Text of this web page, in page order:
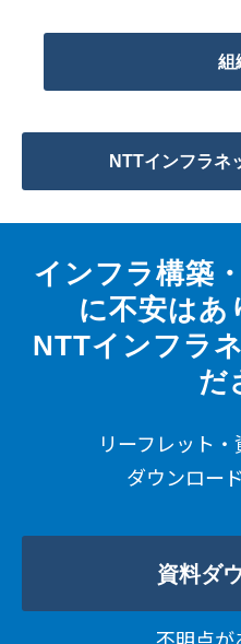
組
NTTインフラネ
インフラ構築
に不安はあ
NTTインフラ
だ
リーフレット
ダウンロー
資料ダ